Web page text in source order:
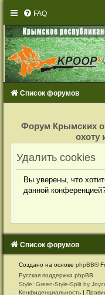
FAQ
Список форумов
с
т
р
Форум Крымских
охоту
Удалить cookies
Вы уверены, что
данной
Список форумов
Создано на основеphpBB®
Русская поддержка phpBB
Style: Green-Style-Split by
Конфиденциальность |